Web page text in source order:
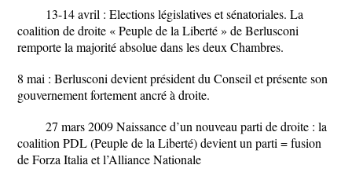
13-14 avril : Elections législatives et sénatoriales. La
coalition de droite « Peuple de la Liberté » de Berlusconi
remporte la majorité absolue dans les deux Chambres.
8 mai : Berlusconi devient président du Conseil et présente son
gouvernement fortement ancré à droite.
27 mars 2009 Naissance d’un nouveau parti de droite : la
coalition PDL (Peuple de la Liberté) devient un parti = fusion
de Forza Italia et l’Alliance Nationale